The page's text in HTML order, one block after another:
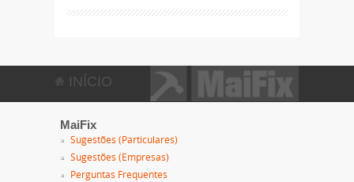
INÍCIO
MaiFix
Sugestões (Particulares)
Sugestões (Empresas)
Perguntas Frequentes